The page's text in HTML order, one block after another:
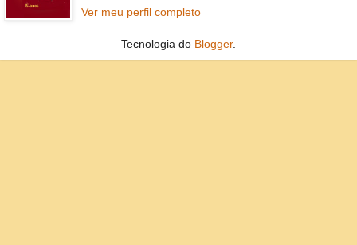
Ver meu perfil completo
Tecnologia do Blogger.